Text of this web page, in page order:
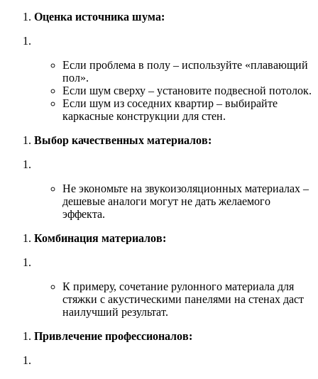
Оценка источника шума:
Если проблема в полу – используйте «плавающий
пол».
Если шум сверху – установите подвесной потолок.
Если шум из соседних квартир – выбирайте
каркасные конструкции для стен.
Выбор качественных материалов:
Не экономьте на звукоизоляционных материалах –
дешевые аналоги могут не дать желаемого
эффекта.
Комбинация материалов:
К примеру, сочетание рулонного материала для
стяжки с акустическими панелями на стенах даст
наилучший результат.
Привлечение профессионалов: